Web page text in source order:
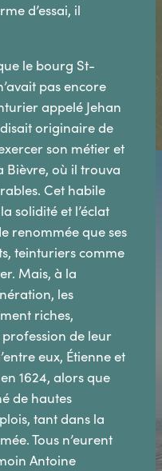
d’essai, il
le bourg St-
pas encore
appelé Jehan
originaire de
son métier et
Bièvre, où il trouva
Cet habile
solidité et l’éclat
renommée que ses
teinturiers comme
Mais, à la
les
riches,
de leur
eux, Étienne et
1624, alors que
de hautes
tant dans la
Tous n’eurent
Antoine